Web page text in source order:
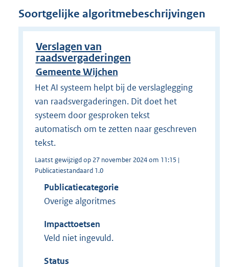
Soortgelijke algoritmebeschrijvingen
Verslagen van
raadsvergaderingen
Gemeente Wijchen
Het AI systeem helpt bij de verslaglegging
van raadsvergaderingen. Dit doet het
systeem door gesproken tekst
automatisch om te zetten naar geschreven
tekst.
Laatst gewijzigd op 27 november 2024 om 11:15 |
Publicatiestandaard 1.0
Publicatiecategorie
Overige algoritmes
Impacttoetsen
Veld niet ingevuld.
Status